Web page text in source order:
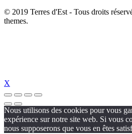
© 2019 Terres d'Est - Tous droits
themes.
X
Nous utilisons des cookies pour vous
expérience sur notre site web. Si vous
nous supposerons que vous en êtes